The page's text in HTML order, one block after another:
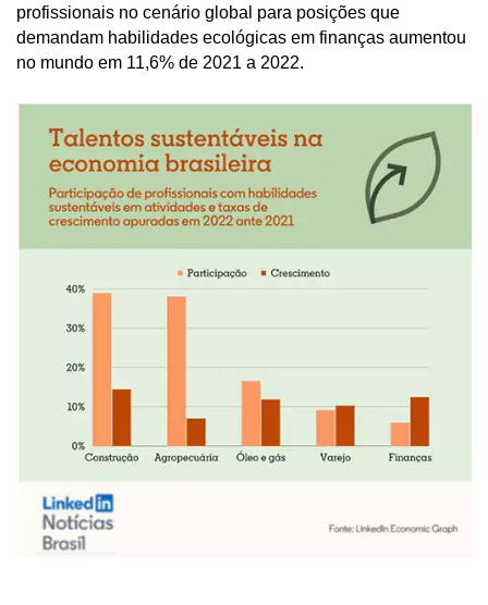
profissionais no cenário global para posições que
demandam habilidades ecológicas em finanças aumentou
no mundo em 11,6% de 2021 a 2022.